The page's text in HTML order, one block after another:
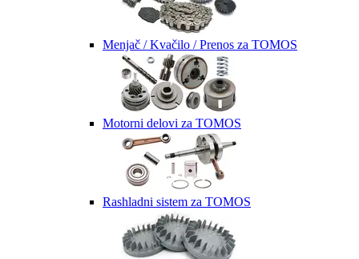
Menjač / Kvačilo / Prenos za TOMOS
Motorni delovi za TOMOS
Rashladni sistem za TOMOS